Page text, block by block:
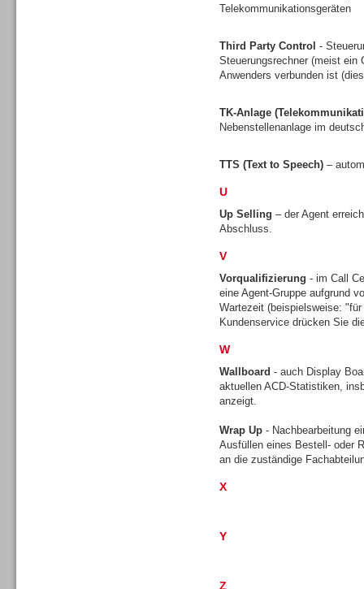
Telekommunikationsgeräten
Third Party Control -
Steuerungsrechner (meist ein
Anwenders verbunden ist
TK-Anlage
Nebenstellenanlage im
TTS (Text to Speech) –
U
Up Selling – der Agent
Abschluss.
V
Vorqualifizierung - im Call
eine Agent-Gruppe aufgrund
Wartezeit (beispielsweise:
Kundenservice drücken Sie
W
Wallboard - auch Display
aktuellen ACD-Statistiken,
anzeigt.
Wrap Up - Nachbearbeitung
Ausfüllen eines Bestell- oder
an die zuständige
X
Y
Z